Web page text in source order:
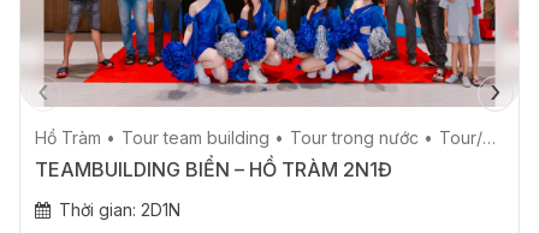
Hồ Tràm Tour team building Tour trong nước Tour/Mice Doanh nghiệp
TEAMBUILDING BIỂN – HỒ TRÀM 2N1Đ
Thời gian: 2D1N
‹ ›